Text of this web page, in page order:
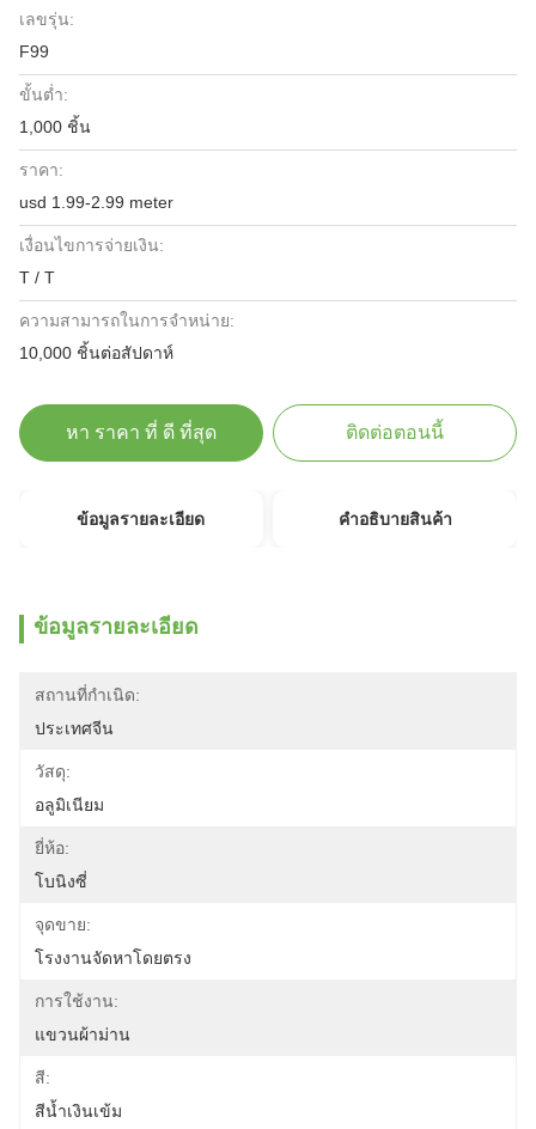
เลขรุ่น:
F99
ขั้นต่ำ:
1,000 ชิ้น
ราคา:
usd 1.99-2.99 meter
เงื่อนไขการจ่ายเงิน:
T / T
ความสามารถในการจําหน่าย:
10,000 ชิ้นต่อสัปดาห์
หา ราคา ที่ ดี ที่สุด ติดต่อตอนนี้
ข้อมูลรายละเอียด คําอธิบายสินค้า
ข้อมูลรายละเอียด
สถานที่กำเนิด:
ประเทศจีน
วัสดุ:
อลูมิเนียม
ยี่ห้อ:
โบนิงซี่
จุดขาย:
โรงงานจัดหาโดยตรง
การใช้งาน:
แขวนผ้าม่าน
สี:
สีน้ำเงินเข้ม